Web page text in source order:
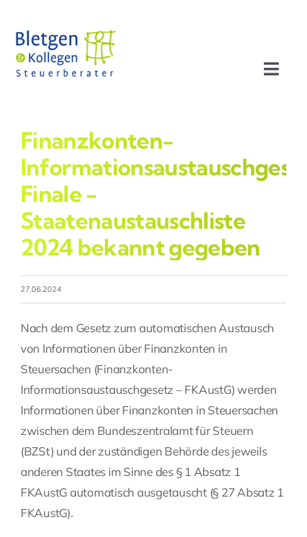
Inhalt
springen
Profil
Leistungen
Team
Stellenangebote
Fragen Sie Ihre Kanzlei
Finanzkonten-
Finale -
Staatenaustauschliste
2024 bekannt gegeben
27.06.2024
Nach dem Gesetz zum automatischen Austausch
von Informationen über Finanzkonten in
Steuersachen (Finanzkonten-
Informationsaustauschgesetz – FKAustG) werden
Informationen über Finanzkonten in Steuersachen
zwischen dem Bundeszentralamt für Steuern
(BZSt) und der zuständigen Behörde des jeweils
anderen Staates im Sinne des § 1 Absatz 1
FKAustG automatisch ausgetauscht (§ 27 Absatz 1
FKAustG).